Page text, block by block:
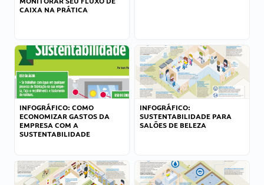
CAIXA NA PRÁTICA
INFOGRÁFICO: COMO
ECONOMIZAR GASTOS DA
EMPRESA COM A
SUSTENTABILIDADE
INFOGRÁFICO:
SUSTENTABILIDADE PARA
SALÕES DE BELEZA